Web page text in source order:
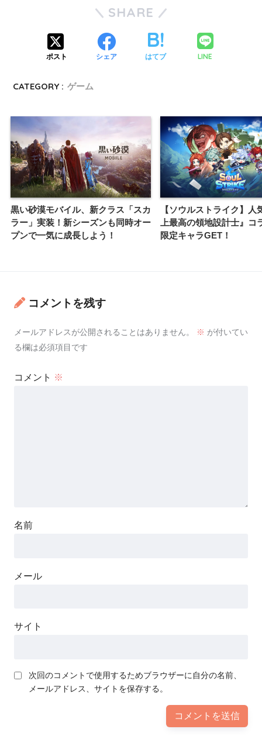
SHARE
ポスト シェア はてブ LINE
CATEGORY : ゲーム
黒い砂漠モバイル、新クラス「スカ
ラー」実装！新シーズンも同時オー
プンで一気に成長しよう！
【ソウルストライク】人
上最高の領地設計士』コ
限定キャラGET！
コメントを残す
メールアドレスが公開されることはありません。 ※ が付いてい
る欄は必須項目です
コメント ※
名前
メール
サイト
次回のコメントで使用するためブラウザーに自分の名前、
メールアドレス、サイトを保存する。